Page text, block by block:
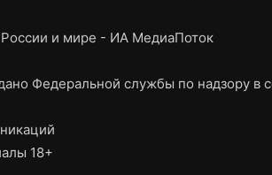
и мире - ИА МедиаПоток
Федеральной службы по надзору в
18+